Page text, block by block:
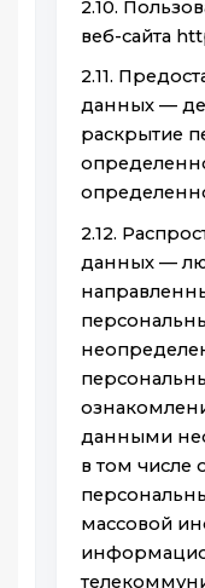
2.10.
веб-сайта
2.11.
данных —
раскрытие
2.12.
данных —
данными
в том числе
массовой